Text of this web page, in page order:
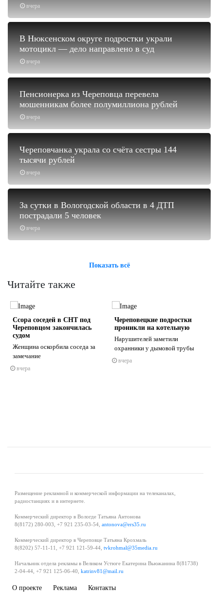
вчера
вчера
В Нюксенском округе подростки украли
мотоцикл — дело направлено в суд
вчера
Пенсионерка из Череповца перевела
мошенникам более полумиллиона рублей
вчера
Череповчанка украла со счёта сестры 144
тысячи рублей
вчера
За сутки в Вологодской области в 4 ДТП
пострадали 5 человек
Показать всё
Читайте также
Ссора соседей в СНТ под
Череповцом закончилась
судом
Женщина оскорбила соседа за
замечание
вчера
Череповецкие подростки
проникли на котельную
Нарушителей заметили
охранники у дымовой трубы
вчера
Размещение рекламной и коммерческой информации на телеканалах,
радиостанциях и в интернете.
Коммерческий директор в Вологде Татьяна Антонова
8(8172) 280-003, +7 921 235-03-54, antonova@ers35.ru
Коммерческий директор в Череповце Татьяна Крохмаль
8(8202) 57-11-11, +7 921 121-59-44, tvkrohmal@35media.ru
Начальник отдела рекламы в Великом Устюге Екатерина Вьюжанина 8(81738)
2-04-44, +7 921 125-06-40, katrinv81@mail.ru
О проекте Реклама Контакты